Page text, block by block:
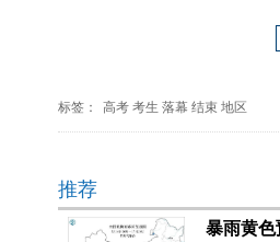
标签： 高考 考生 落幕 结束 地区
推荐
暴雨黄色